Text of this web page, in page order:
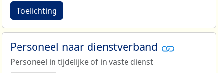
Toelichting
Personeel naar dienstverband
Personeel in tijdelijke of in vaste dienst